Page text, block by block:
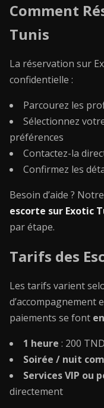
Comment
Tunis
La réservation sur
confidentielle :
Parcourez les
Sélectionnez
préférences
Contactez-la
Confirmez les
Besoin d’aide ?
escorte sur Exotic
par étape.
Tarifs des
Les tarifs varient
d’accompagnement
paiements se font
1 heure : 200
Soirée / nuit
Services VIP ou
directement